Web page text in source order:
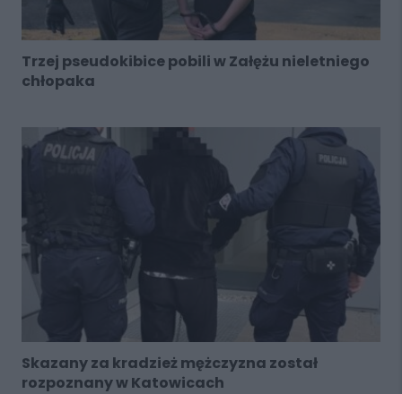
Trzej pseudokibice pobili w Załężu nieletniego
chłopaka
Skazany za kradzież mężczyzna został
rozpoznany w Katowicach